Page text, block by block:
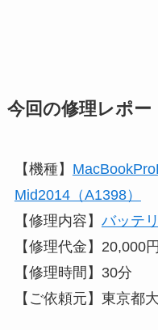
今回の修理レポー
【機種】
Mid2014（A1398）
【修理内容】 バッテ
【修理代金】20,000
【修理時間】30分
【ご依頼元】東京都